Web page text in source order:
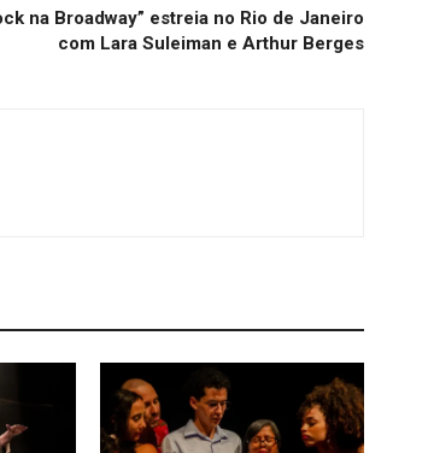
na Broadway” estreia no Rio de Janeiro
com Lara Suleiman e Arthur Berges